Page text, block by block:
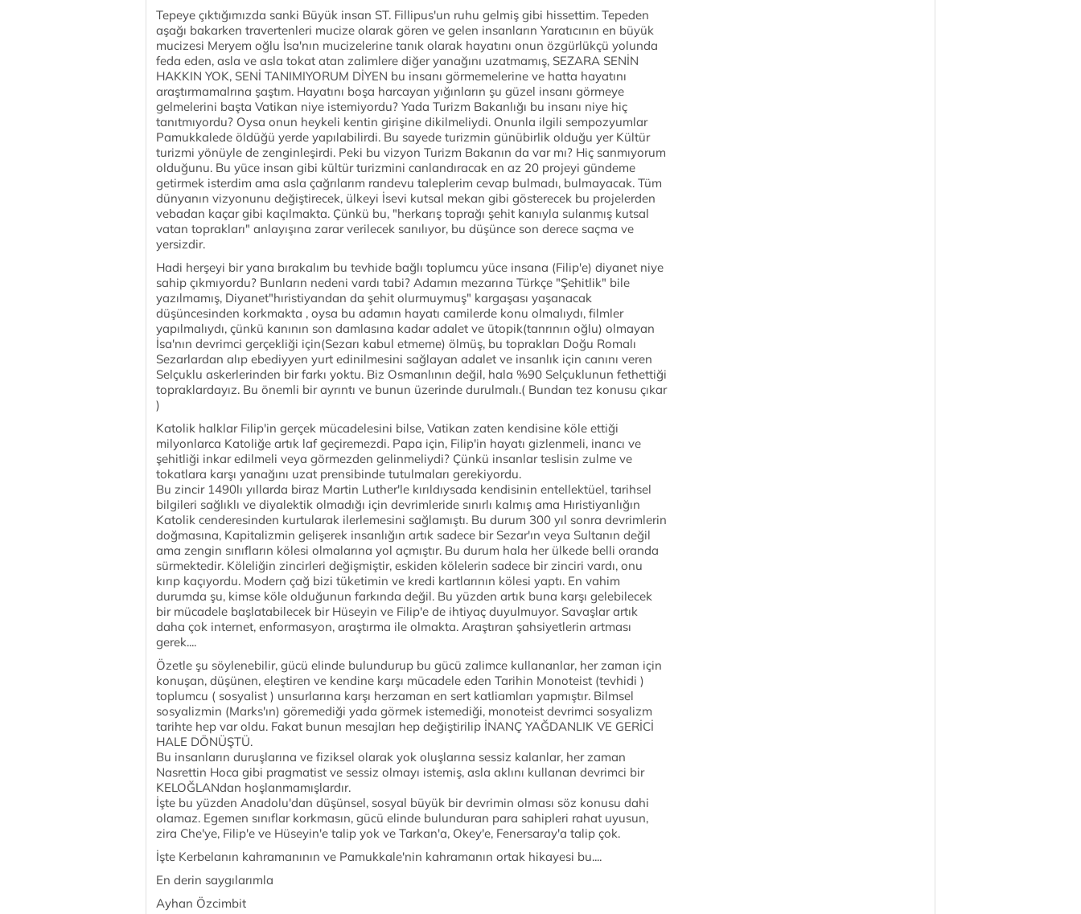
Tepeye çıktığımızda sanki Büyük insan ST. Fillipus'un ruhu gelmiş gibi hissettim. Tepeden
aşağı bakarken travertenleri mucize olarak gören ve gelen insanların Yaratıcının en büyük
mucizesi Meryem oğlu İsa'nın mucizelerine tanık olarak hayatını onun özgürlükçü yolunda
feda eden, asla ve asla tokat atan zalimlere diğer yanağını uzatmamış, SEZARA SENİN
HAKKIN YOK, SENİ TANIMIYORUM DİYEN bu insanı görmemelerine ve hatta hayatını
araştırmamalrına şaştım. Hayatını boşa harcayan yığınların şu güzel insanı görmeye
gelmelerini başta Vatikan niye istemiyordu? Yada Turizm Bakanlığı bu insanı niye hiç
tanıtmıyordu? Oysa onun heykeli kentin girişine dikilmeliydi. Onunla ilgili sempozyumlar
Pamukkalede öldüğü yerde yapılabilirdi. Bu sayede turizmin günübirlik olduğu yer Kültür
turizmi yönüyle de zenginleşirdi. Peki bu vizyon Turizm Bakanın da var mı? Hiç sanmıyorum
olduğunu. Bu yüce insan gibi kültür turizmini canlandıracak en az 20 projeyi gündeme
getirmek isterdim ama asla çağrılarım randevu taleplerim cevap bulmadı, bulmayacak. Tüm
dünyanın vizyonunu değiştirecek, ülkeyi İsevi kutsal mekan gibi gösterecek bu projelerden
vebadan kaçar gibi kaçılmakta. Çünkü bu, "herkarış toprağı şehit kanıyla sulanmış kutsal
vatan toprakları" anlayışına zarar verilecek sanılıyor, bu düşünce son derece saçma ve
yersizdir.
Hadi herşeyi bir yana bırakalım bu tevhide bağlı toplumcu yüce insana (Filip'e) diyanet niye
sahip çıkmıyordu? Bunların nedeni vardı tabi? Adamın mezarına Türkçe "Şehitlik" bile
yazılmamış, Diyanet"hıristiyandan da şehit olurmuymuş" kargaşası yaşanacak
düşüncesinden korkmakta , oysa bu adamın hayatı camilerde konu olmalıydı, filmler
yapılmalıydı, çünkü kanının son damlasına kadar adalet ve ütopik(tanrının oğlu) olmayan
İsa'nın devrimci gerçekliği için(Sezarı kabul etmeme) ölmüş, bu toprakları Doğu Romalı
Sezarlardan alıp ebediyyen yurt edinilmesini sağlayan adalet ve insanlık için canını veren
Selçuklu askerlerinden bir farkı yoktu. Biz Osmanlının değil, hala %90 Selçuklunun fethettiği
topraklardayız. Bu önemli bir ayrıntı ve bunun üzerinde durulmalı.( Bundan tez konusu çıkar
)
Katolik halklar Filip'in gerçek mücadelesini bilse, Vatikan zaten kendisine köle ettiği
milyonlarca Katoliğe artık laf geçiremezdi. Papa için, Filip'in hayatı gizlenmeli, inancı ve
şehitliği inkar edilmeli veya görmezden gelinmeliydi? Çünkü insanlar teslisin zulme ve
tokatlara karşı yanağını uzat prensibinde tutulmaları gerekiyordu.
Bu zincir 1490lı yıllarda biraz Martin Luther'le kırıldıysada kendisinin entellektüel, tarihsel
bilgileri sağlıklı ve diyalektik olmadığı için devrimleride sınırlı kalmış ama Hıristiyanlığın
Katolik cenderesinden kurtularak ilerlemesini sağlamıştı. Bu durum 300 yıl sonra devrimlerin
doğmasına, Kapitalizmin gelişerek insanlığın artık sadece bir Sezar'ın veya Sultanın değil
ama zengin sınıfların kölesi olmalarına yol açmıştır. Bu durum hala her ülkede belli oranda
sürmektedir. Köleliğin zincirleri değişmiştir, eskiden kölelerin sadece bir zinciri vardı, onu
kırıp kaçıyordu. Modern çağ bizi tüketimin ve kredi kartlarının kölesi yaptı. En vahim
durumda şu, kimse köle olduğunun farkında değil. Bu yüzden artık buna karşı gelebilecek
bir mücadele başlatabilecek bir Hüseyin ve Filip'e de ihtiyaç duyulmuyor. Savaşlar artık
daha çok internet, enformasyon, araştırma ile olmakta. Araştıran şahsiyetlerin artması
gerek....
Özetle şu söylenebilir, gücü elinde bulundurup bu gücü zalimce kullananlar, her zaman için
konuşan, düşünen, eleştiren ve kendine karşı mücadele eden Tarihin Monoteist (tevhidi )
toplumcu ( sosyalist ) unsurlarına karşı herzaman en sert katliamları yapmıştır. Bilmsel
sosyalizmin (Marks'ın) göremediği yada görmek istemediği, monoteist devrimci sosyalizm
tarihte hep var oldu. Fakat bunun mesajları hep değiştirilip İNANÇ YAĞDANLIK VE GERİCİ
HALE DÖNÜŞTÜ.
Bu insanların duruşlarına ve fiziksel olarak yok oluşlarına sessiz kalanlar, her zaman
Nasrettin Hoca gibi pragmatist ve sessiz olmayı istemiş, asla aklını kullanan devrimci bir
KELOĞLANdan hoşlanmamışlardır.
İşte bu yüzden Anadolu'dan düşünsel, sosyal büyük bir devrimin olması söz konusu dahi
olamaz. Egemen sınıflar korkmasın, gücü elinde bulunduran para sahipleri rahat uyusun,
zira Che'ye, Filip'e ve Hüseyin'e talip yok ve Tarkan'a, Okey'e, Fenersaray'a talip çok.
İşte Kerbelanın kahramanının ve Pamukkale'nin kahramanın ortak hikayesi bu....
En derin saygılarımla
Ayhan Özcimbit